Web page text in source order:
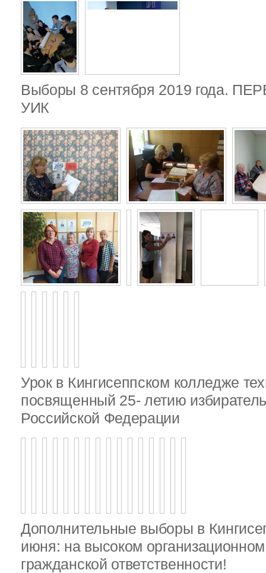
Выборы 8 сентября 2019 года.
УИК
Урок в Кингисеппском колледже
посвященный 25- летию
Российской Федерации
Дополнительные выборы в
июня: на высоком
гражданской ответственности!